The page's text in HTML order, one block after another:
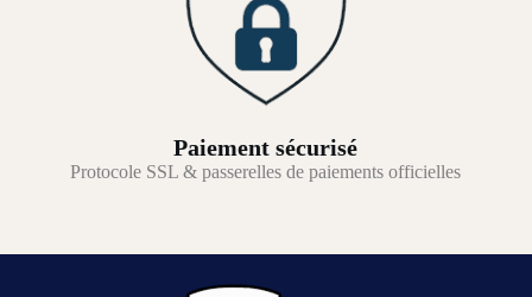
Paiement sécurisé
Protocole SSL & passerelles de paiements officielles